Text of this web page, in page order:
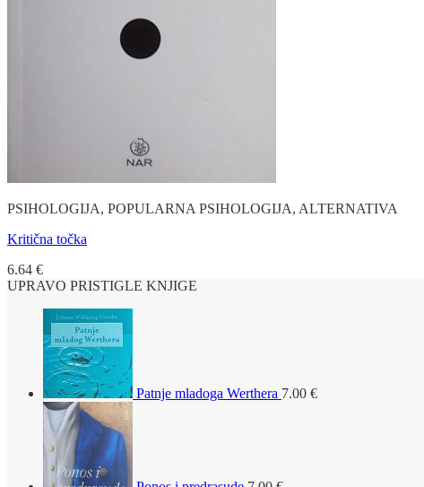
PSIHOLOGIJA, POPULARNA PSIHOLOGIJA, ALTERNATIVA
Kritična točka
6.64 €
UPRAVO PRISTIGLE KNJIGE
Patnje mladoga Werthera 7.00 €